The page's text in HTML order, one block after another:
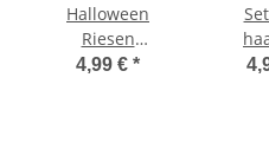
Halloween
Riesen
Spinnweben
4,99 € *